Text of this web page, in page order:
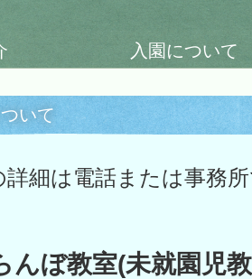
入園について
いて
詳細は電話または事務
んぼ教室(未就園児